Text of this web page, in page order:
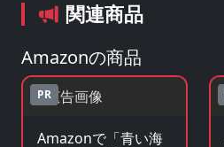
関連商品
Amazonの商品
PR
Amazonで「青い海